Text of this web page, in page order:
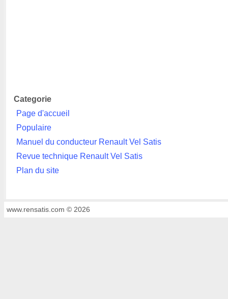
Categorie
Page d'accueil
Populaire
Manuel du conducteur Renault Vel Satis
Revue technique Renault Vel Satis
Plan du site
www.rensatis.com © 2026